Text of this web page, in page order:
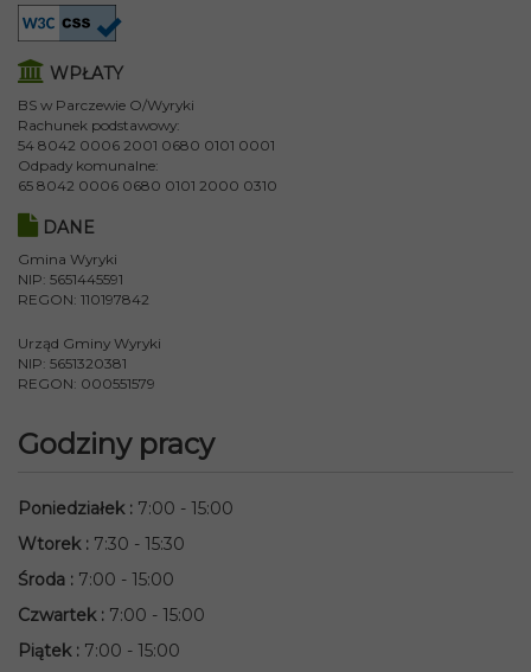
WPŁATY
BS w Parczewie O/Wyryki
Rachunek podstawowy:
54 8042 0006 2001 0680 0101 0001
Odpady komunalne:
65 8042 0006 0680 0101 2000 0310
DANE
Gmina Wyryki
NIP: 5651445591
REGON: 110197842
Urząd Gminy Wyryki
NIP: 5651320381
REGON: 000551579
Godziny pracy
Poniedziałek: 7:00 - 15:00
Wtorek: 7:30 - 15:30
Środa : 7:00 - 15:00
Czwartek: 7:00 - 15:00
Piątek: 7:00 - 15:00